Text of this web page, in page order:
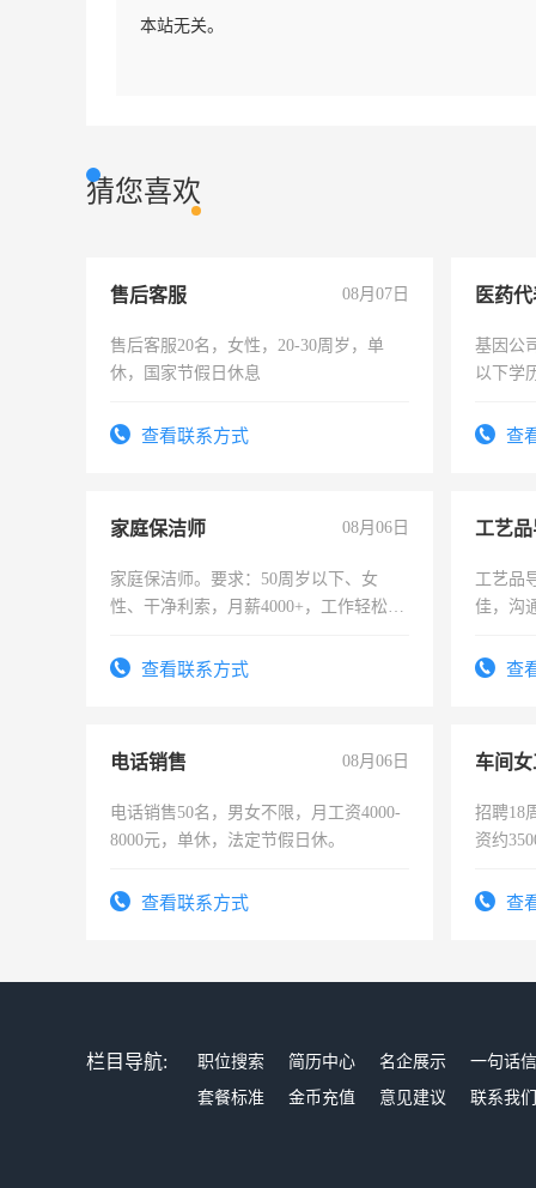
本站无关。
猜您喜欢
售后客服 08月07日
售后客服20名，女性，20-30周岁，单
休，国家节假日休息
查看联系方式
医药
基因公
以下学
表或者
查
家庭保洁师 08月06日
家庭保洁师。要求：50周岁以下、女
性、干净利索，月薪4000+，工作轻松，
太太等。查看联系方式
工艺
工艺品
佳，沟
查
电话销售 08月06日
电话销售50名，男女不限，月工资4000-
8000元，单休，法定节假日休。
查看联系方式
车间
招聘18
资约
查
栏目导航: 职位搜索 简历中心 名企展示
一句话
套餐标准
金币充值 意见建议 联系我们